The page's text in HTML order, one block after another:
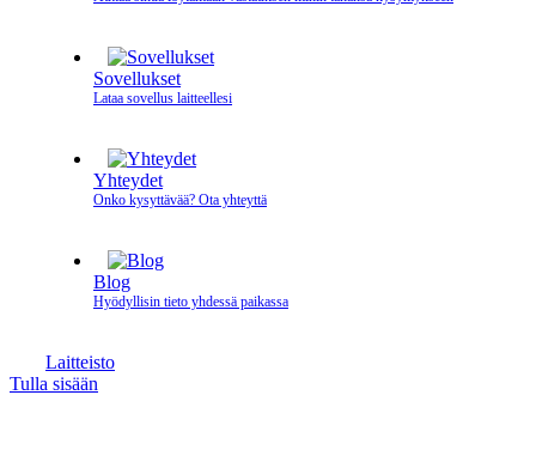
Sovellukset
Lataa sovellus laitteellesi
Yhteydet
Onko kysyttävää? Ota yhteyttä
Blog
Hyödyllisin tieto yhdessä paikassa
Laitteisto
Tulla sisään